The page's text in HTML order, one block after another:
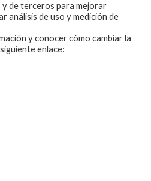
de terceros para mejorar
análisis de uso y medición de
y conocer cómo cambiar la
enlace: